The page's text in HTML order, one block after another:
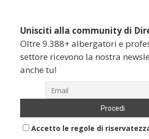
Unisciti alla community di
Oltre 9.388+ albergatori e
settore ricevono la nostra
anche tu!
Accetto le regole di